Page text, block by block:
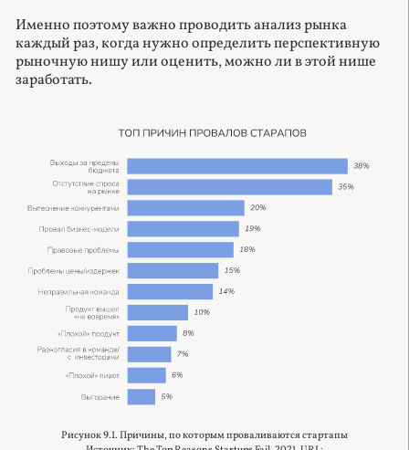
Именно поэтому важно проводить анализ рынка
каждый раз, когда нужно определить перспективную
рыночную нишу или оценить, можно ли в этой нише
заработать.
Рисунок 9.1. Причины, по которым проваливаются стартапы